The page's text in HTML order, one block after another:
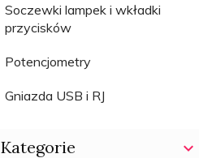
Soczewki lampek i wkładki
przycisków
Potencjometry
Gniazda USB i RJ
Kategorie